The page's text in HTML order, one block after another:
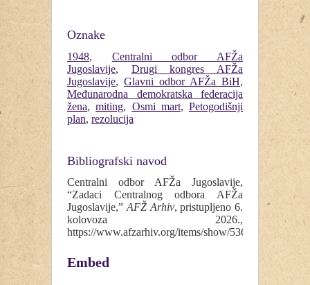
Oznake
1948, Centralni odbor AFŽa
Jugoslavije, Drugi kongres AFŽa
Jugoslavije, Glavni odbor AFŽa BiH,
Međunarodna demokratska federacija
žena,miting, Osmi mart, Petogodišnji
plan, rezolucija
Bibliografski navod
Centralni odbor AFŽa Jugoslavije,
“Zadaci Centralnog odbora AFŽa
Jugoslavije,”AFŽ Arhiv, pristupljeno 6.
kolovoza 2026.,
https://www.afzarhiv.org/items/show/536
Embed